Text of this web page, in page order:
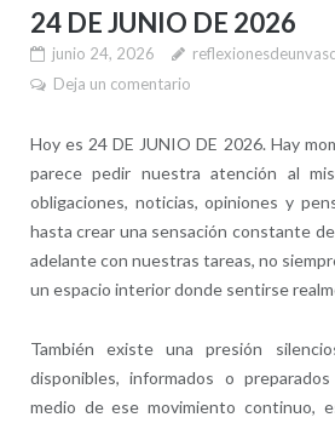
24 DE JUNIO DE 2026
junio 24, 2026
Deja un comentario
Hoy es 24 DE JUNIO DE 2026. Hay
parece pedir nuestra atención al
obligaciones, noticias, opiniones y
hasta crear una sensación constante
adelante con nuestras tareas, no
un espacio interior donde sentirse
También existe una presión
disponibles, informados o
medio de ese movimiento continuo,